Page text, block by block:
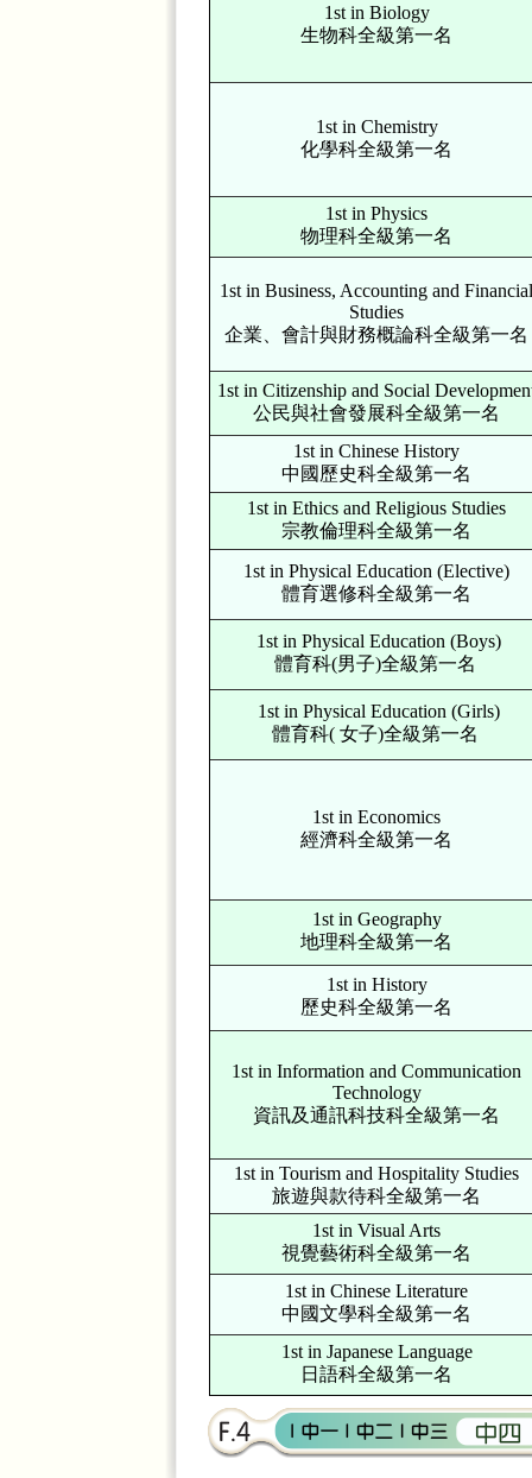
1st in Biology
生物科全級第一名
1st in Chemistry
化學科全級第一名
1st in Physics
物理科全級第一名
1st in Business, Accounting and Financial
Studies
企業、會計與財務概論科全級第一名
1st in Citizenship and Social
公民與社會發展科全級第一名
1st in Chinese History
中國歷史科全級第一名
1st in Ethics and Religious Studies
宗教倫理科全級第一名
1st in Physical Education (Elective)
體育選修科全級第一名
1st in Physical Education (Boys)
體育科(男子)全級第一名
1st in Physical Education (Girls)
體育科( 女子)全級第一名
1st in Economics
經濟科全級第一名
1st in Geography
地理科全級第一名
1st in History
歷史科全級第一名
1st in Information and Communication
Technology
資訊及通訊科技科全級第一名
1st in Tourism and Hospitality Studies
旅遊與款待科全級第一名
1st in Visual Arts
視覺藝術科全級第一名
1st in Chinese Literature
中國文學科全級第一名
1st in Japanese Language
日語科全級第一名